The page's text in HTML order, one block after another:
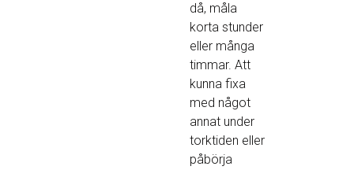
då, måla
korta stunder
eller många
timmar. Att
kunna fixa
med något
annat under
torktiden eller
påbörja